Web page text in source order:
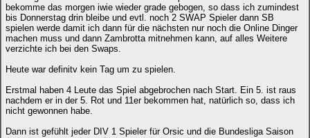
bekomme das morgen iwie wieder grade gebogen, so dass ich zumindest
bis Donnerstag drin bleibe und evtl. noch 2 SWAP Spieler dann SB
spielen werde damit ich dann für die nächsten nur noch die Online Dinger
machen muss und dann Zambrotta mitnehmen kann, auf alles Weitere
verzichte ich bei den Swaps.
Heute war definitv kein Tag um zu spielen.
Erstmal haben 4 Leute das Spiel abgebrochen nach Start. Ein 5. ist raus
nachdem er in der 5. Rot und 11er bekommen hat, natürlich so, dass ich
nicht gewonnen habe.
Dann ist gefühlt jeder DIV 1 Spieler für Orsic und die Bundesliga Saison